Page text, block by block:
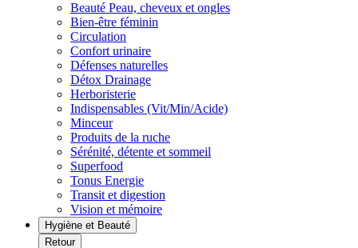
Beauté Peau, cheveux et ongles
Bien-être féminin
Circulation
Confort urinaire
Défenses naturelles
Détox Drainage
Herboristerie
Indispensables (Vit/Min/Acide)
Minceur
Produits de la ruche
Sérénité, détente et sommeil
Superfood
Tonus Energie
Transit et digestion
Vision et mémoire
Hygiène et Beauté
Retour